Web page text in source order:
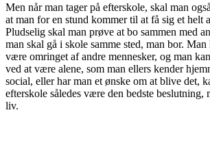
Men når man tager på efterskole, skal man
at man for en stund kommer til at få sig et helt
Pludselig skal man prøve at bo sammen med
man skal gå i skole samme sted, man bor.
være omringet af andre mennesker, og man
ved at være alene, som man ellers kender
social, eller har man et ønske om at blive det,
efterskole således være den bedste beslutning,
liv.